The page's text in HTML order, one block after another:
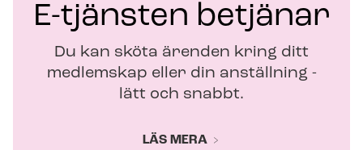
e
r
E-tjänsten betjänar
Du kan sköta ärenden kring ditt
medlemskap eller din anställning -
lätt och snabbt.
LÄS MERA